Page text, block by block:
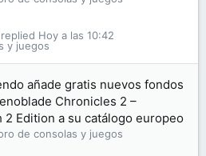
y juegos
Hoy a las 10:42
añade gratis nuevos fondos
Chronicles 2 –
2 Edition a su catálogo europeo
de consolas y juegos